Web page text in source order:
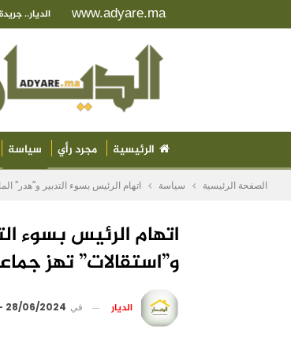
www.adyare.ma الديار..
الرئيسية مجرد رأي سياسة
الصفحة الرئيسية سياسة اتهام الرئيس بسوء التدبير و”هدر”
اتهام الرئيس بسوء
و”استقالات” تهز
الديار في 28/06/2024 - 18:45